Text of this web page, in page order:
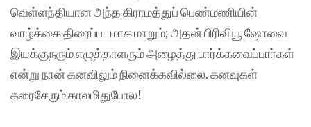
வெள்ளந்தியான அந்த கிராமத்துப் பெண்மணியின்
வாழ்க்கை திரைப்படமாக மாறும்; அதன் பிரிவியூ ஷோவை
இயக்குநரும் எழுத்தாளரும் அழைத்து பார்க்கவைப்பார்கள்
என்று நான் கனவிலும் நினைக்கவில்லை. கனவுகள்
கரைசேரும் காலமிதுபோல!